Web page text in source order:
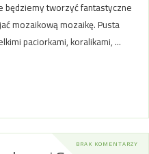
będziemy tworzyć fantastyczne
mozaikową mozaikę. Pusta
paciorkami, koralikami, …
BRAK KOMENTARZY